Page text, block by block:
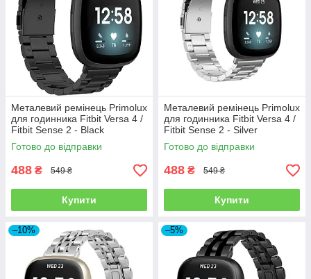
Металевий ремінець Primolux
для годинника Fitbit Versa 4 /
Fitbit Sense 2 - Black
Готово до відправки
488 ₴ 549 ₴
Купити
Металевий ремінець Primolux
для годинника Fitbit Versa 4 /
Fitbit Sense 2 - Silver
Готово до відправки
488 ₴ 549 ₴
Купити
–10% –5%